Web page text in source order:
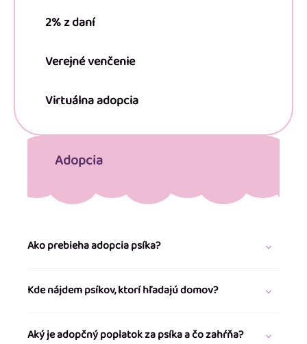
2% z daní
Verejné venčenie
Virtuálna adopcia
Adopcia
Ako prebieha adopcia psíka?
Kde nájdem psíkov, ktorí hľadajú domov?
Aký je adopčný poplatok za psíka a čo zahŕňa?